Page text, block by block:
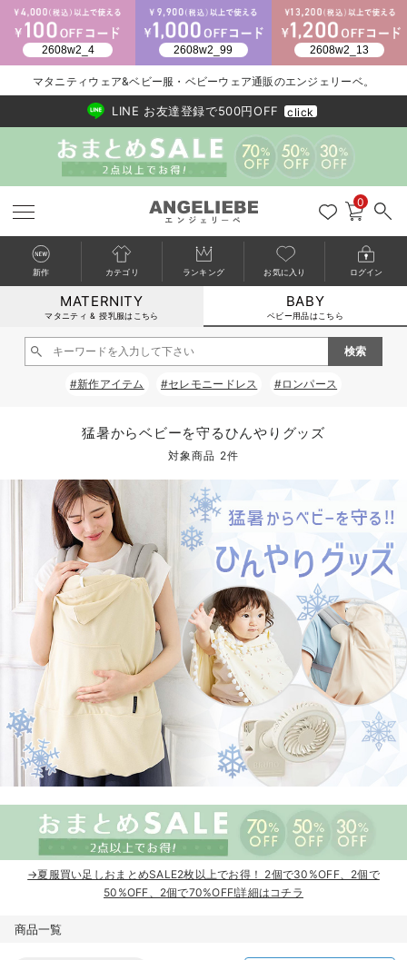
新生児服全て
ツーウェイオール・2WAYオール（新生児）
ベビー服全て
ロンパース・カバーオール
ベビー ブルマ
ベビー スカート
ベビートップス
ベビー アウター
ベビー セットアップ
スタイ・よだれかけ（新生児・ベビー）
ベビー帽子（新生児・乳児）
新生児スリーパー・ベビーパジャマ
ベビー リュック
ベビー 小物
シーズンアイテム全て
ベビー・新生児 寝具全て
ベビーベッド・布団 （ベビー・新生児）
ベビー 雑貨全て
ベビーチェア（ハイローチェア）・ベビーラック
ベビー 雑貨 小物
ベビー安全グッズ
ベビーおもちゃ
メモリアルグッズ
授乳・調乳・お食事
哺乳瓶
赤ちゃん 洗剤・洗濯用品・お掃除
赤ちゃん お風呂・ベビースキンケア
おむつ関連グッズ
お出かけグッズ全て
ベビー｜季節の特集全て
猛暑からベビーを守るひんやりグッズ
ベビーの動物なりきり特集
ベビー 夏のお役立ちグッズ特集
【素材別】ベビーロンパース特集
袴ロンパース特集
アウトレット全て
【アウトレット】ワンピース
【アウトレット】パジャマ
【アウトレット】インナー
【アウトレット】ベビー
特集全て
抗菌防臭加工
コットン素材
冷房対策
接触冷感素材
Tシャツブラ
ブラトップ
親子セット
快適機能ウェア特集 トップス
快適機能ウェア特集 ボトムス
快適機能ウェア特集 パジャマ
erbaviva（エルバビーバ）
安心の日本製。先輩ママが買ってよかった！本当に必要な出産準備品
ハレの日に着るANGELIEBEのセレモニー
買って正解！高評価レビューアイテム
再入荷全て
再入荷｜インナー
戻る
送料無料アイテム全て
ワンピース
パジャマ
インナー
雑貨
ベビー
戻る
ブラキャミ おまとめ
MAX55%OFF ブラックフ
戻る
【37周年祭セール】
【37周年祭セール】
戻る
気温差別オススメア
【15℃】3月下旬～
戻る
動きやすく着回しで
戻る
強撚スムース(コスパ
戻る
マタニティウェア
【おまとめ割】パジ
戻る
こだわりの履き心地
カジュアル
戻る
ジャケット派
ツィード派
王道シンプル派
セットアップ派
戻る
出産準備応援割全て
マタニティパジャマ
戻る
【オフィスカジュア
戻る
レギンスタイプ
戻る
【フォーマル】ワン
戻る
【ベビー】長袖
戻る
ハンカチ
セット
戻る
快適ウェア10%OFF
戻る
春のマタニティワン
セットアップ・ レイ
ワーク・オフィス
カジュアル
フォーマル / オケー
あったかアイテム｜
戻る
Gift Selection 出産
〜3,000円（税込）
女の子におススメの
男の子におススメの
定番ギフト
もらって嬉しいギフト
かわいくておもしろ
何枚あっても嬉しい
長く使えるアイテム
お部屋映えアイテム
戻る
冬の冷え対策インナ
薄くてあったか
レギンス・タイツ
カップ付きインナー
あったか度◎
裏起毛素材
戻る
入院準備の持ち物チ
入院してすぐ使うグ
戻る
冬のあったか特集全て
【冬のあったか特集
マタニティウェア&ベビー服・ベビーウェア通販のエンジェリーベ。
2026/NewArrival
送料495円(一部地域を除く) 7,700円以上で送料無料
LINE お友達登録で500円OFF click
0
新作 カテゴリ ランキング お気に入り ログイン
MATERNITY
マタニティ & 授乳服はこちら
BABY
ベビー用品はこちら
#新作アイテム #セレモニードレス #ロンパース
猛暑からベビーを守るひんやりグッズ
対象商品 2件
→夏服買い足しおまとめSALE2枚以上でお得！ 2個で30%OFF、2個で
50%OFF、2個で70%OFF!詳細はコチラ
商品一覧
カートに入れる
閉じる